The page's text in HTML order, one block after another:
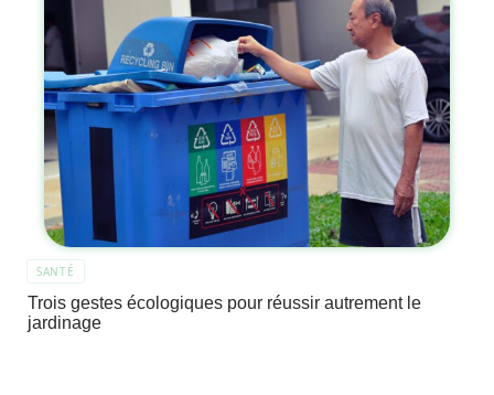
SANTÉ
Trois gestes écologiques pour réussir autrement le
jardinage